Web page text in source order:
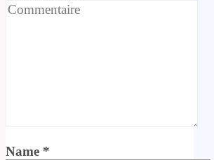
Name *